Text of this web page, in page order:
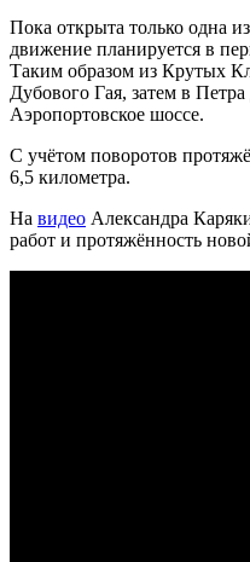
Пока открыта только одна
движение планируется в
Таким образом из Крутых
Дубового Гая, затем в
Аэропортовское шоссе.
С учётом поворотов
6,5 километра.
На видео Александра
работ и протяжённость